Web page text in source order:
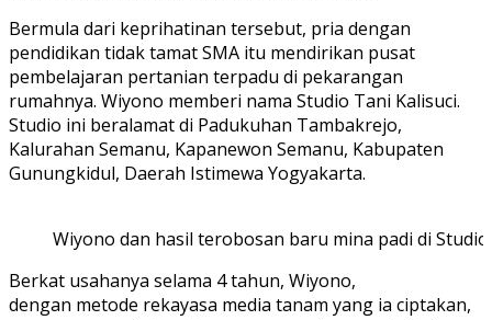
Bermula dari keprihatinan tersebut, pria dengan
pendidikan tidak tamat SMA itu mendirikan pusat
pembelajaran pertanian terpadu di pekarangan
rumahnya. Wiyono memberi nama Studio Tani Kalisuci.
Studio ini beralamat di Padukuhan Tambakrejo,
Kalurahan Semanu, Kapanewon Semanu, Kabupaten
Gunungkidul, Daerah Istimewa Yogyakarta.
Wiyono dan hasil terobosan baru mina padi di
Berkat usahanya selama 4 tahun, Wiyono,
dengan metode rekayasa media tanam yang ia ciptakan,